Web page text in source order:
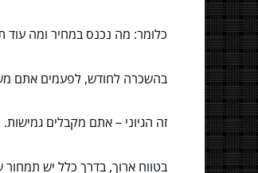
כלומר: מה נכנס במחיר ומה עוד
בהשכרה לחודש, לפעמים אתם
זה הגיוני – אתם מקבלים גמישות.
בטווח ארוך, בדרך כלל יש